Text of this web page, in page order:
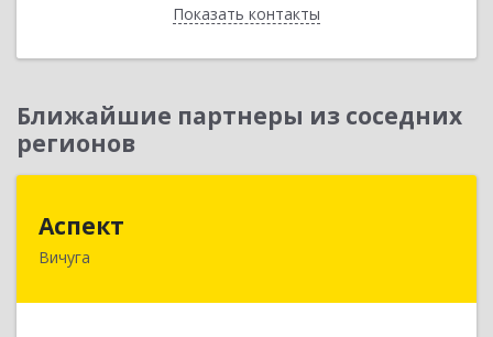
Показать контакты
Назад
Ближайшие партнеры из соседних
регионов
Аспект
Вичуга
155331, Ивановская обл, Вичугский р-н, Вичуга